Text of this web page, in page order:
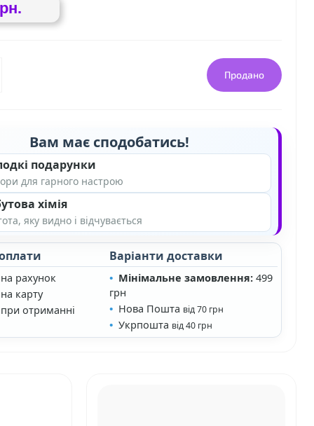
Продано
Вам має сподобатись!
подарунки
для гарного настрою
хімія
яку видно і відчувається
рахунок
карту
отриманні
Варіанти доставки
Мінімальне замовлення:499
грн
Нова Пошта від 70 грн
Укрпошта від 40 грн